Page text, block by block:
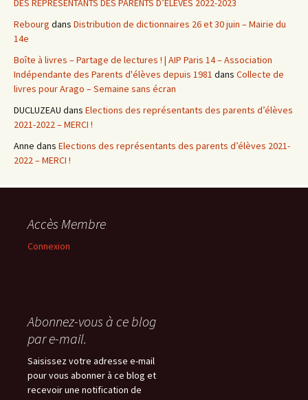
DES REPRESENTANTS DES PARENTS D’ELEVES 2022-2023
Rebourg dans Distribution de dictionnaires 26 et 30 juin – Mairie du
14e
Boîte à livres – Partage de lectures ! | AIP Paris 14 – Association
Indépendante des Parents d'élèves depuis 1981 dans Collecte de
livres pour Arago – Semaine sans écran
DUCLUZEAU dans Elections des représentants des parents d’élèves
2021-2022 – MERCI !
Anne dans Elections des représentants des parents d’élèves 2021-
2022 – MERCI !
Accès Membre
Connexion
Abonnez-vous à ce blog
par e-mail.
Saisissez votre adresse e-mail
pour vous abonner à ce blog et
recevoir une notification de